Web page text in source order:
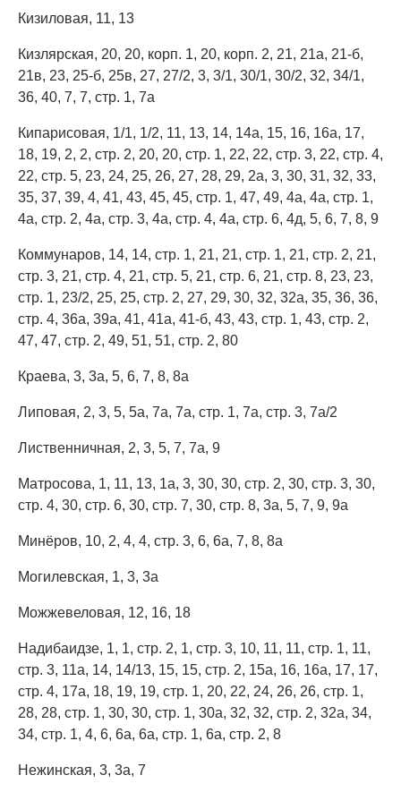
Кизиловая, 11, 13
Кизлярская, 20, 20, корп. 1, 20, корп. 2, 21, 21а, 21-б,
21в, 23, 25-б, 25в, 27, 27/2, 3, 3/1, 30/1, 30/2, 32, 34/1,
36, 40, 7, 7, стр. 1, 7а
Кипарисовая, 1/1, 1/2, 11, 13, 14, 14а, 15, 16, 16а, 17,
18, 19, 2, 2, стр. 2, 20, 20, стр. 1, 22, 22, стр. 3, 22, стр. 4,
22, стр. 5, 23, 24, 25, 26, 27, 28, 29, 2а, 3, 30, 31, 32, 33,
35, 37, 39, 4, 41, 43, 45, 45, стр. 1, 47, 49, 4а, 4а, стр. 1,
4а, стр. 2, 4а, стр. 3, 4а, стр. 4, 4а, стр. 6, 4д, 5, 6, 7, 8, 9
Коммунаров, 14, 14, стр. 1, 21, 21, стр. 1, 21, стр. 2, 21,
стр. 3, 21, стр. 4, 21, стр. 5, 21, стр. 6, 21, стр. 8, 23, 23,
стр. 1, 23/2, 25, 25, стр. 2, 27, 29, 30, 32, 32а, 35, 36, 36,
стр. 4, 36а, 39а, 41, 41а, 41-б, 43, 43, стр. 1, 43, стр. 2,
47, 47, стр. 2, 49, 51, 51, стр. 2, 80
Краева, 3, 3а, 5, 6, 7, 8, 8а
Липовая, 2, 3, 5, 5а, 7а, 7а, стр. 1, 7а, стр. 3, 7а/2
Лиственничная, 2, 3, 5, 7, 7а, 9
Матросова, 1, 11, 13, 1а, 3, 30, 30, стр. 2, 30, стр. 3, 30,
стр. 4, 30, стр. 6, 30, стр. 7, 30, стр. 8, 3а, 5, 7, 9, 9а
Минёров, 10, 2, 4, 4, стр. 3, 6, 6а, 7, 8, 8а
Могилевская, 1, 3, 3а
Можжевеловая, 12, 16, 18
Надибаидзе, 1, 1, стр. 2, 1, стр. 3, 10, 11, 11, стр. 1, 11,
стр. 3, 11а, 14, 14/13, 15, 15, стр. 2, 15а, 16, 16а, 17, 17,
стр. 4, 17а, 18, 19, 19, стр. 1, 20, 22, 24, 26, 26, стр. 1,
28, 28, стр. 1, 30, 30, стр. 1, 30а, 32, 32, стр. 2, 32а, 34,
34, стр. 1, 4, 6, 6а, 6а, стр. 1, 6а, стр. 2, 8
Нежинская, 3, 3а, 7